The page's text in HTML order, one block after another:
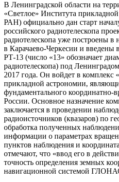
В Ленинградской области на
«Светлое» Института
РАН) официально дан старт
российского радиотелескопа
радиотелескопа уже построены в
в Карачаево-Черкесии и введены
РТ-13 (число «13» обозначает
радиотелескопа) под
2017 года. Он войдет в
прикладной астрономии,
фундаментального координатно-
России. Основное назначение
заключается в проведении
радиоисточников (квазаров) по
обработка полученных
информации о параметрах
пунктов наблюдения и
отмечают, что «ввод его в
точность определения земных
навигационной системой